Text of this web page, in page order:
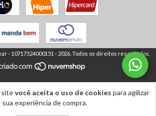
sitevocê aceita o uso de cookies para agilizar
sua experiência de compra.
- 10717524000151 - 2026. Todos os direitos reservados.